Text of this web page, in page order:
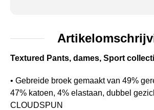
Textured Pants, dames, Sport
• Gebreide broek gemaakt van 49%
47% katoen, 4% elastaan, dubbel
CLOUDSPUN